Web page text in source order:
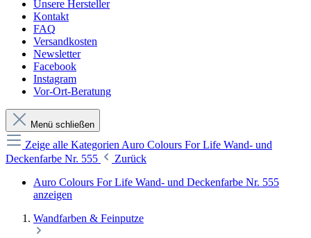
Unsere Hersteller
Kontakt
FAQ
Versandkosten
Newsletter
Facebook
Instagram
Vor-Ort-Beratung
Menü schließen
Zeige alle Kategorien Auro Colours For Life Wand- und
Deckenfarbe Nr. 555
Zurück
Auro Colours For Life Wand- und Deckenfarbe Nr. 555
anzeigen
Wandfarben & Feinputze